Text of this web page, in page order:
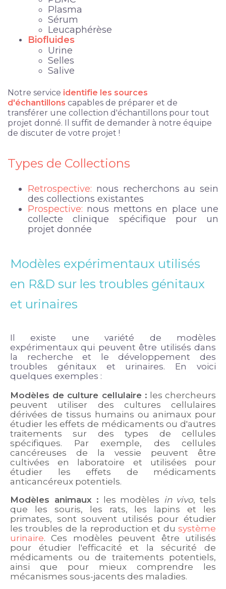
Plasma
Sérum
Leucaphérèse
Biofluides
Urine
Selles
Salive
Notre service identifie les sources
d'échantillons capables de préparer et de
transférer une collection d'échantillons pour tout
projet donné. Il suffit de demander à notre équipe
de discuter de votre projet !
Types de Collections
Retrospective: nous recherchons au sein
des collections existantes
Prospective: nous mettons en place une
collecte clinique spécifique pour un
projet donnée
Modèles expérimentaux utilisés
en R&D sur les troubles génitaux
et urinaires
Il existe une variété de modèles
expérimentaux qui peuvent être utilisés dans
la recherche et le développement des
troubles génitaux et urinaires. En voici
quelques exemples :
Modèles de culture cellulaire : les chercheurs
peuvent utiliser des cultures cellulaires
dérivées de tissus humains ou animaux pour
étudier les effets de médicaments ou d'autres
traitements sur des types de cellules
spécifiques. Par exemple, des cellules
cancéreuses de la vessie peuvent être
cultivées en laboratoire et utilisées pour
étudier les effets de médicaments
anticancéreux potentiels.
Modèles animaux : les modèles in vivo, tels
que les souris, les rats, les lapins et les
primates, sont souvent utilisés pour étudier
les troubles de la reproduction et du système
urinaire. Ces modèles peuvent être utilisés
pour étudier l'efficacité et la sécurité de
médicaments ou de traitements potentiels,
ainsi que pour mieux comprendre les
mécanismes sous-jacents des maladies.